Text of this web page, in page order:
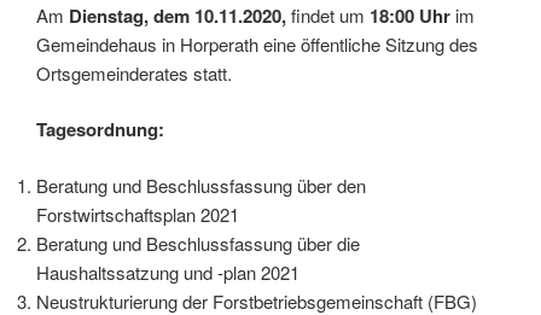
Am Dienstag, dem 10.11.2020,findet um 18:00 Uhr im
Gemeindehaus in Horperath eine öffentliche Sitzung des
Ortsgemeinderates statt.
Tagesordnung:
Beratung und Beschlussfassung über den
Forstwirtschaftsplan 2021
Beratung und Beschlussfassung über die
Haushaltssatzung und -plan 2021
Neustrukturierung der Forstbetriebsgemeinschaft (FBG)